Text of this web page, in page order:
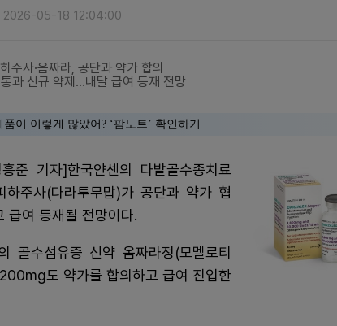
2026-05-18 12:04:00
주사·옴짜라, 공단과 약가 합의
과 신규 약제...내달 급여 등재 전망
이 이렇게 많았어? ‘팜노트’ 확인하기
준 기자]한국얀센의 다발골수종치료
하주사(다라투무맙)가 공단과 약가 협
급여 등재될 전망이다.
골수섬유증 신약 옴짜라정(모멜로티
도 약가를 합의하고 급여 진입한